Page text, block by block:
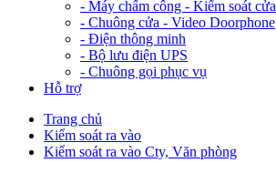
- Máy chấm công - Kiểm soát cửa
- Chuông cửa - Video Doorphone
- Điện thông minh
- Bộ lưu điện UPS
- Chuông gọi phục vụ
Hỗ trợ
Trang chủ
Kiểm soát ra vào
Kiểm soát ra vào Cty, Văn phòng